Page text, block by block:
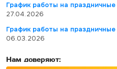
График работы на
27.04.2026
График работы на
06.03.2026
Нам доверяют: